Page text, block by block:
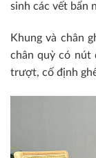
sinh các vết bẩn
Khung và chân
chân quỳ có nút
trượt, cố định